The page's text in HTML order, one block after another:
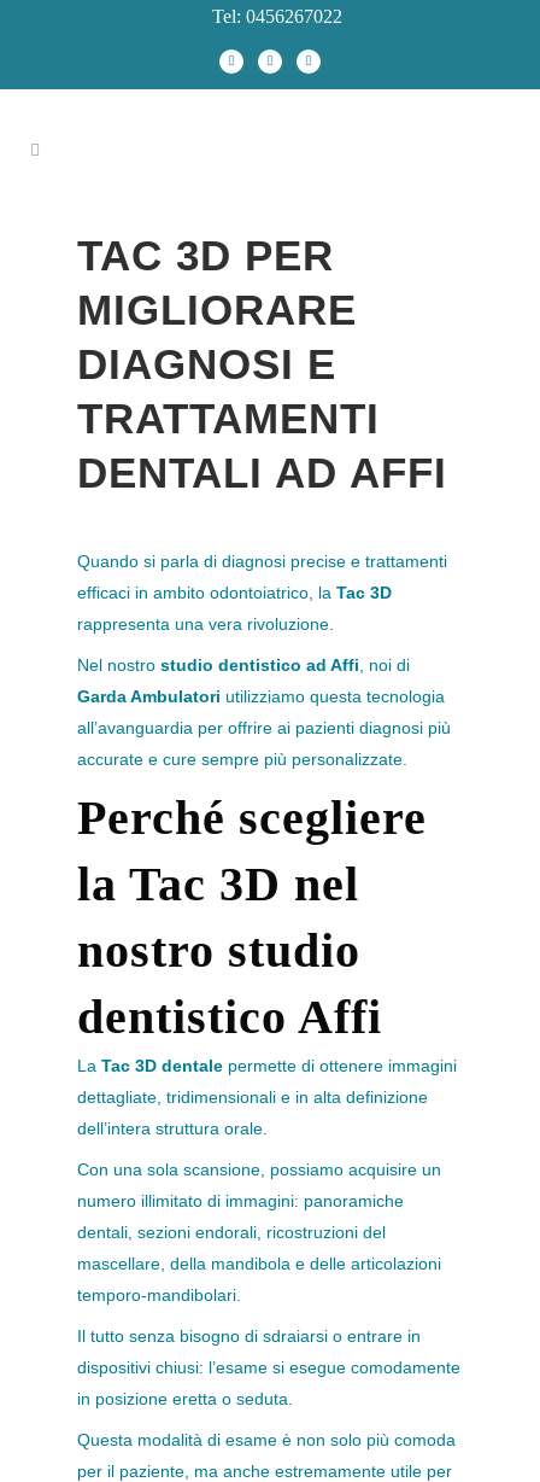
Tel: 0456267022
TAC 3D PER
MIGLIORARE
DIAGNOSI E
TRATTAMENTI
DENTALI AD AFFI
Quando si parla di diagnosi precise e trattamenti
efficaci in ambito odontoiatrico, la Tac 3D
rappresenta una vera rivoluzione.
Nel nostro studio dentistico ad Affi , noi di
Garda Ambulatori utilizziamo questa tecnologia
all’avanguardia per offrire ai pazienti diagnosi più
accurate e cure sempre più personalizzate.
Perché scegliere
la Tac 3D nel
nostro studio
dentistico Affi
La Tac 3D dentale permette di ottenere immagini
dettagliate, tridimensionali e in alta definizione
dell’intera struttura orale.
Con una sola scansione, possiamo acquisire un
numero illimitato di immagini: panoramiche
dentali, sezioni endorali, ricostruzioni del
mascellare, della mandibola e delle articolazioni
temporo-mandibolari.
Il tutto senza bisogno di sdraiarsi o entrare in
dispositivi chiusi: l’esame si esegue comodamente
in posizione eretta o seduta.
Questa modalità di esame è non solo più comoda
per il paziente, ma anche estremamente utile per